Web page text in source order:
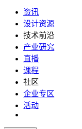
资讯
设计资源
技术前沿
产业研究
直播
课程
社区
企业专区
活动